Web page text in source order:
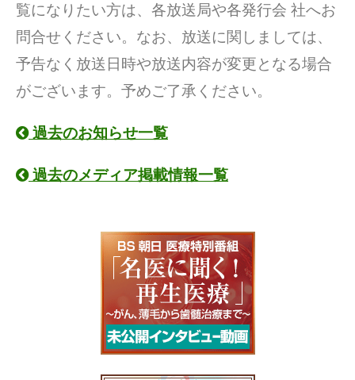
覧になりたい方は、各放送局や各発行会 社へお
問合せください。なお、放送に関しましては、
予告なく放送日時や放送内容が変更となる場合
がございます。予めご了承ください。
過去のお知らせ一覧
過去のメディア掲載情報一覧